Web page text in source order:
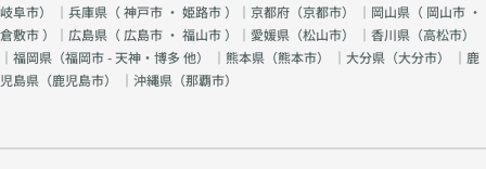
岐阜市） ｜兵庫県（神戸市 ・ 姫路市）｜京都府（京都市） ｜岡山県（ 岡山市 ・
倉敷市）｜広島県（ 広島市 ・ 福山市）｜愛媛県（松山市） ｜香川県（高松市）
｜福岡県（福岡市 - 天神・博多 他） ｜熊本県（熊本市） ｜大分県（大分市） ｜鹿
児島県（鹿児島市） ｜沖縄県（那覇市）